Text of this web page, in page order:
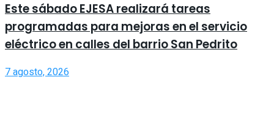
Este sábado EJESA realizará tareas
programadas para mejoras en el servicio
eléctrico en calles del barrio San Pedrito
7 agosto, 2026